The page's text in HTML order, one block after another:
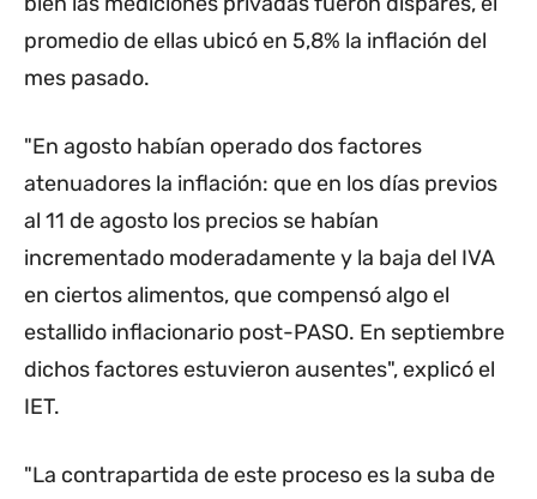
promedio de ellas ubicó en 5,8% la inflación del
mes pasado.
"En agosto habían operado dos factores
atenuadores la inflación: que en los días previos
al 11 de agosto los precios se habían
incrementado moderadamente y la baja del IVA
en ciertos alimentos, que compensó algo el
estallido inflacionario post-PASO. En septiembre
dichos factores estuvieron ausentes", explicó el
IET.
"La contrapartida de este proceso es la suba de